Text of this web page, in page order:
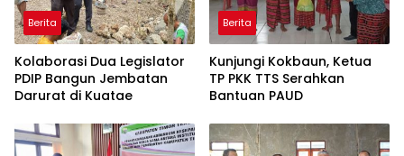
Berita
Kolaborasi Dua Legislator
PDIP Bangun Jembatan
Darurat di Kuatae
Berita
Kunjungi Kokbaun, Ketua
TP PKK TTS Serahkan
Bantuan PAUD